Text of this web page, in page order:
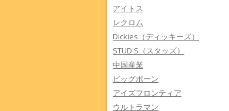
アイトス
レクロム
Dickies（ディッキーズ）
STUD'S（スタッズ）
中国産業
ビッグボーン
アイズフロンティア
ウルトラマン